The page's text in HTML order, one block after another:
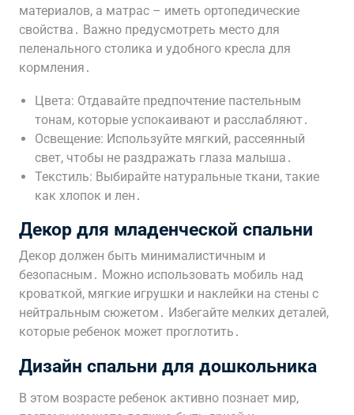
материалов, а матрас – иметь ортопедические
свойства․ Важно предусмотреть место для
пеленального столика и удобного кресла для
кормления․
Цвета: Отдавайте предпочтение пастельным
тонам, которые успокаивают и расслабляют․
Освещение: Используйте мягкий, рассеянный
свет, чтобы не раздражать глаза малыша․
Текстиль: Выбирайте натуральные ткани, такие
как хлопок и лен․
Декор для младенческой спальни
Декор должен быть минималистичным и
безопасным․ Можно использовать мобиль над
кроваткой, мягкие игрушки и наклейки на стены с
нейтральным сюжетом․ Избегайте мелких деталей,
которые ребенок может проглотить․
Дизайн спальни для дошкольника
В этом возрасте ребенок активно познает мир,